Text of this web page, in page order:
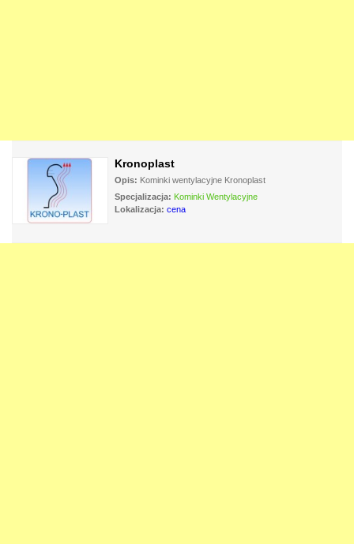
Kronoplast
Opis: Kominki wentylacyjne Kronoplast
Specjalizacja: Kominki Wentylacyjne
Lokalizacja: cena